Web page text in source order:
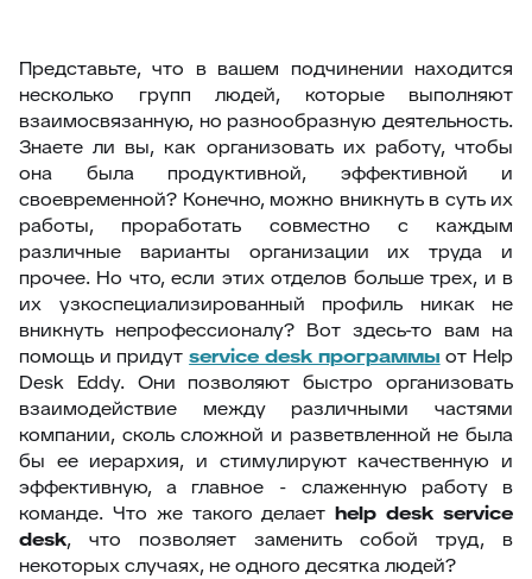
Представьте, что в вашем подчинении находится
несколько групп людей, которые выполняют
взаимосвязанную, но разнообразную деятельность.
Знаете ли вы, как организовать их работу, чтобы
она была продуктивной, эффективной и
своевременной? Конечно, можно вникнуть в суть их
работы, проработать совместно с каждым
различные варианты организации их труда и
прочее. Но что, если этих отделов больше трех, и в
их узкоспециализированный профиль никак не
вникнуть непрофессионалу? Вот здесь-то вам на
помощь и придутservice desk программы от Help
Desk Eddy. Они позволяют быстро организовать
взаимодействие между различными частями
компании, сколь сложной и разветвленной не была
бы ее иерархия, и стимулируют качественную и
эффективную, а главное - слаженную работу в
команде. Что же такого делаетhelp desk service
desk, что позволяет заменить собой труд, в
некоторых случаях, не одного десятка людей?